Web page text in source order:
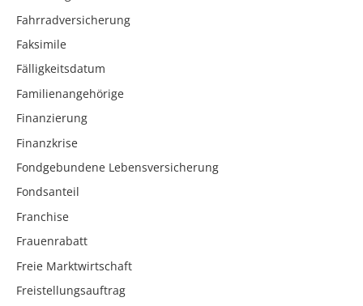
Fahrradversicherung
Faksimile
Fälligkeitsdatum
Familienangehörige
Finanzierung
Finanzkrise
Fondgebundene Lebensversicherung
Fondsanteil
Franchise
Frauenrabatt
Freie Marktwirtschaft
Freistellungsauftrag